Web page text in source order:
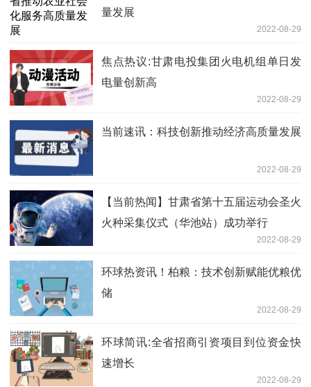
量发展
2022-08-29
焦点热议:甘肃电投集团火电机组单日发
电量创新高
2022-08-29
当前速讯：科技创新推动经济高质量发展
2022-08-29
【当前热闻】甘肃省第十五届运动会圣火
火种采集仪式（华池站）成功举行
2022-08-29
环球热资讯！柏粮：技术创新赋能优粮优
储
2022-08-29
环球简讯:全省招商引资项目到位资金快
速增长
2022-08-29